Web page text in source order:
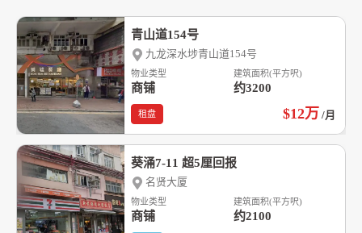
青山道154号
九龙深水埗青山道154号
物业类型
商铺
建筑面积(平方呎)
约3200
租盘 $12万 /月
葵涌7-11 超5厘回报
名贤大厦
物业类型
商铺
建筑面积(平方呎)
约2100